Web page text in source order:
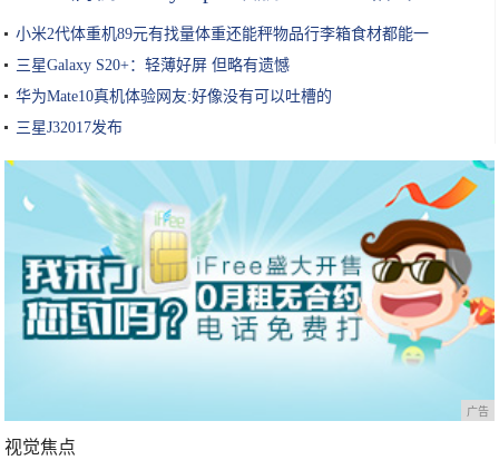
小米2代体重机89元有找量体重还能秤物品行李箱食材都能一
三星Galaxy S20+：轻薄好屏 但略有遗憾
华为Mate10真机体验网友:好像没有可以吐槽的
三星J32017发布
广告
视觉焦点